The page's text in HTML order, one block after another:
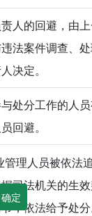
人的回避，由
法案件调查、处
决定。
处分工作的人
回避。
理人员被依法
司法机关的生
，依法给予处分
确定